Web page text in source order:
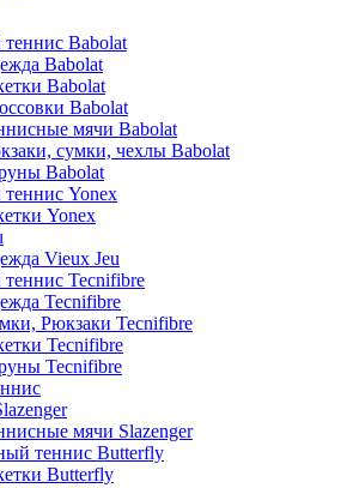
Babolat
Babolat
Babolat
Babolat
мячи Babolat
сумки, чехлы Babolat
Babolat
Yonex
Yonex
Vieux Jeu
Tecnifibre
Tecnifibre
Рюкзаки Tecnifibre
Tecnifibre
Tecnifibre
мячи Slazenger
теннис Butterfly
Butterfly